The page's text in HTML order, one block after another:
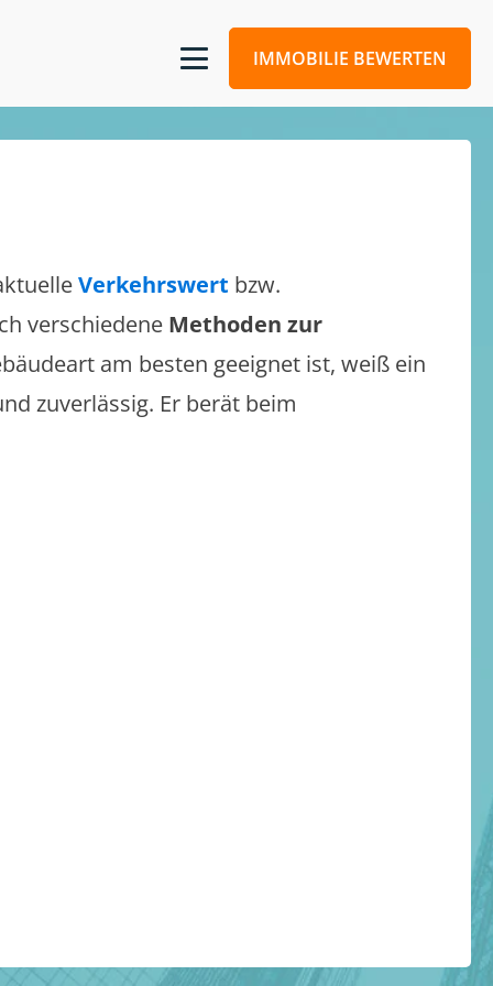
IMMOBILIE BEWERTEN
Verkehrswert bzw.
verschiedene Methoden zur
am besten geeignet ist, weiß ein
zuverlässig. Er berät beim